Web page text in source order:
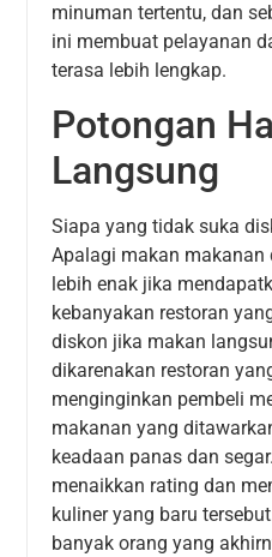
minuman tertentu, dan
ini membuat pelayanan
terasa lebih lengkap.
Potongan
Langsung
Siapa yang tidak suka
Apalagi makan makanan
lebih enak jika
kebanyakan restoran
diskon jika makan
dikarenakan restoran
menginginkan pembeli
makanan yang
keadaan panas dan
menaikkan rating dan
kuliner yang baru
banyak orang yang